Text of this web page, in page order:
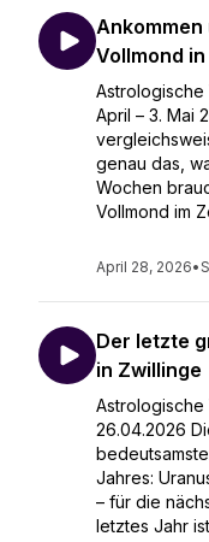
Ankommen
Vollmond
Astrologische
April – 3. Mai
genau das,
Wochen
Vollmond im
April 28, 2026•
Der letzte
in Zwillinge
26.04.2026
Jahres:
– für die
letztes Jahr